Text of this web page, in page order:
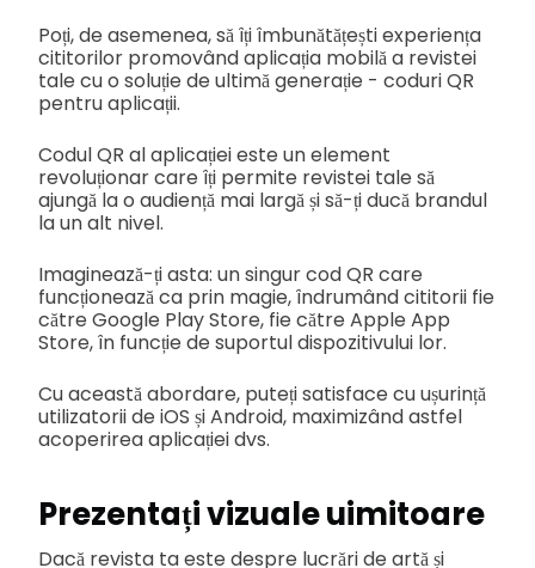
Poți, de asemenea, să îți îmbunătățești experiența
cititorilor promovând aplicația mobilă a revistei
tale cu o soluție de ultimă generație - coduri QR
pentru aplicații.
Codul QR al aplicației este un element
revoluționar care îți permite revistei tale să
ajungă la o audiență mai largă și să-ți ducă brandul
la un alt nivel.
Imaginează-ți asta: un singur cod QR care
funcționează ca prin magie, îndrumând cititorii fie
către Google Play Store, fie către Apple App
Store, în funcție de suportul dispozitivului lor.
Cu această abordare, puteți satisface cu ușurință
utilizatorii de iOS și Android, maximizând astfel
acoperirea aplicației dvs.
Prezentați vizuale uimitoare
Dacă revista ta este despre lucrări de artă și